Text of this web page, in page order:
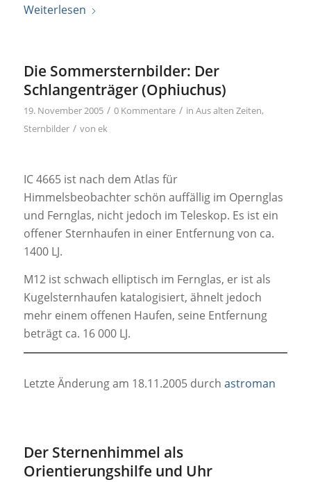
Weiterlesen
Die Sommersternbilder: Der
Schlangenträger (Ophiuchus)
19. November 2005 / 0 Kommentare / in Aus alten Zeiten,
Sternbilder / von ek
IC 4665 ist nach dem Atlas für
Himmelsbeobachter schön auffällig im Opernglas
und Fernglas, nicht jedoch im Teleskop. Es ist ein
offener Sternhaufen in einer Entfernung von ca.
1400 LJ.
M12 ist schwach elliptisch im Fernglas, er ist als
Kugelsternhaufen katalogisiert, ähnelt jedoch
mehr einem offenen Haufen, seine Entfernung
beträgt ca. 16 000 LJ.
Letzte Änderung am 18.11.2005 durch astroman
Der Sternenhimmel als
Orientierungshilfe und Uhr